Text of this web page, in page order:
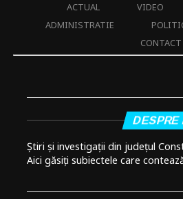
ACTUAL VIDEO
ADMINISTRATIE
CONTACT
DESPRE
Știri și investigații din județul
Aici găsiți subiectele care